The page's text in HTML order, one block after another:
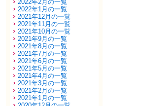
2022年2月の一覧
2022年1月の一覧
2021年12月の一覧
2021年11月の一覧
2021年10月の一覧
2021年9月の一覧
2021年8月の一覧
2021年7月の一覧
2021年6月の一覧
2021年5月の一覧
2021年4月の一覧
2021年3月の一覧
2021年2月の一覧
2021年1月の一覧